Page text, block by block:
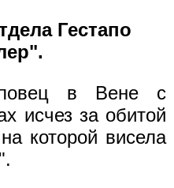
Гестапо
в Вене с
исчез за обитой
которой висела